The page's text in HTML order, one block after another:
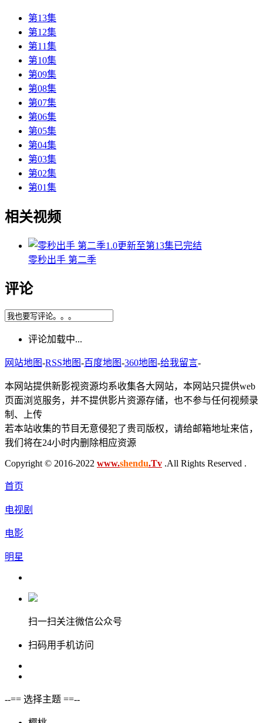
第13集
第12集
第11集
第10集
第09集
第08集
第07集
第06集
第05集
第04集
第03集
第02集
第01集
相关视频
1.0更新至第13集已完结
零秒出手 第二季
评论
评论加载中...
网站地图-RSS地图-百度地图-360地图-给我留言-
本网站提供新影视资源均系收集各大网站，本网站只提供web
页面浏览服务，并不提供影片资源存储，也不参与任何视频录
制、上传
若本站收集的节目无意侵犯了贵司版权，请给邮箱地址来信，
我们将在24小时内删除相应资源
Copyright © 2016-2022 www.shendu.Tv .All Rights Reserved .
首页
电视剧
电影
明星
扫一扫关注微信公众号
扫码用手机访问
--== 选择主题 ==--